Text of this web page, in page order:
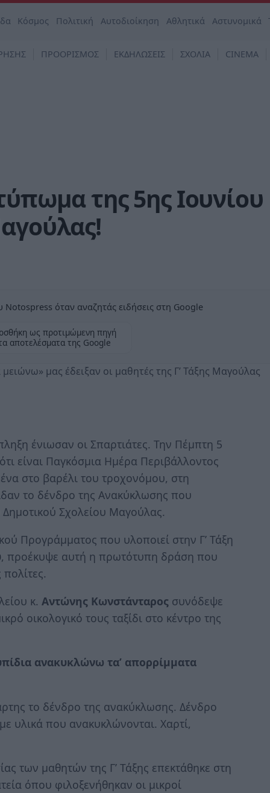
Κόσμος Πολιτική Αυτοδιοίκηση Αθλητικά Αστυνομικά
ΠΡΟΟΡΙΣΜΟΣ ΕΚΔΗΛΩΣΕΙΣ ΣΧΟΛΙΑ CINEMA
της 5ης Ιουνίου
όταν αναζητάς ειδήσεις στη Google
ως προτιμώμενη πηγή
αποτελέσματα της Google
μας έδειξαν οι μαθητές της Γ’ Τάξης Μαγούλας
ένιωσαν οι Σπαρτιάτες. Την Πέμπτη 5
είναι Παγκόσμια Ημέρα Περιβάλλοντος
στο βαρέλι του τροχονόμου, στη
το δένδρο της Ανακύκλωσης που
Δημοτικού Σχολείου Μαγούλας.
Προγράμματος που υλοποιεί στην Γ’ Τάξη
, προέκυψε αυτή η πρωτότυπη δράση που
κ. Αντώνης Κωνστάνταρος συνόδεψε
οικολογικό τους ταξίδι στο κέντρο της
ανακυκλώνω τα’ απορρίμματα
το δένδρο της ανακύκλωσης. Δένδρο
υλικά που ανακυκλώνονται. Χαρτί,
των μαθητών της Γ’ Τάξης επεκτάθηκε στη
όπου φιλοξενήθηκαν οι μικροί